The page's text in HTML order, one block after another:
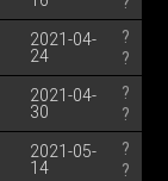
2021-04-
24
?
?
2021-04-
30
?
?
2021-05-
14
?
?